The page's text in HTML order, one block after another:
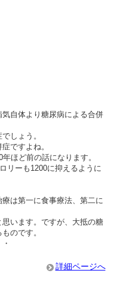
自体より糖尿病による合併
しょう。
ですよね。
ほど前の話になります。
リーも1200に抑えるように
は第一に食事療法、第二に
います。ですが、大抵の糖
のです。
詳細ページへ